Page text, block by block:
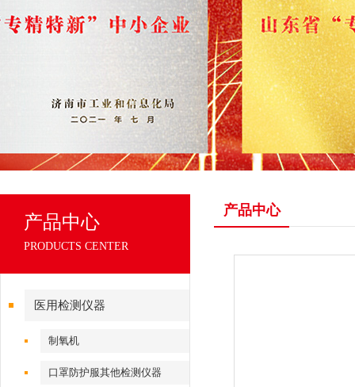
产品中心
PRODUCTS CENTER
医用检测仪器
制氧机
口罩防护服其他检测仪器
产品中心